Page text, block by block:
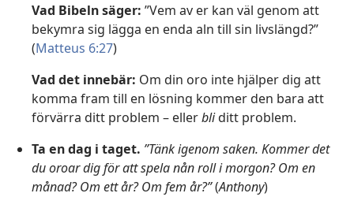
Vad Bibeln säger: ”Vem av er kan väl genom att
bekymra sig lägga en enda aln till sin livslängd?”
(Matteus 6:27)
Vad det innebär: Om din oro inte hjälper dig att
komma fram till en lösning kommer den bara att
förvärra ditt problem – ellerbliditt problem.
Ta en dag i taget. ”Tänk igenom saken. Kommer det
du oroar dig för att spela nån roll i morgon? Om en
månad? Om ett år? Om fem år?”(Anthony)